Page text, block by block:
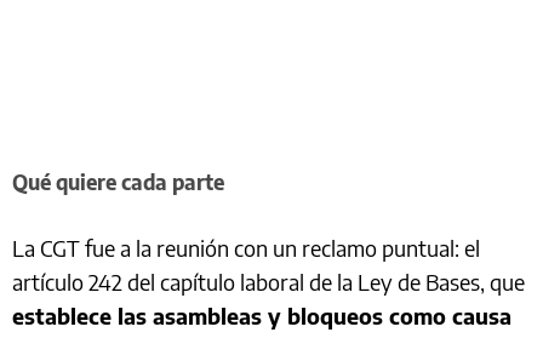
Qué quiere cada parte
La CGT fue a la reunión con un reclamo puntual: el
artículo 242 del capítulo laboral de la Ley de Bases, que
establece las asambleas y bloqueos como causa